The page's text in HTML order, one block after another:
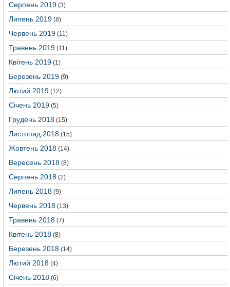
Серпень 2019 (3)
Липень 2019 (8)
Червень 2019 (11)
Травень 2019 (11)
Квітень 2019 (1)
Березень 2019 (9)
Лютий 2019 (12)
Січень 2019 (5)
Грудень 2018 (15)
Листопад 2018 (15)
Жовтень 2018 (14)
Вересень 2018 (8)
Серпень 2018 (2)
Липень 2018 (9)
Червень 2018 (13)
Травень 2018 (7)
Квітень 2018 (8)
Березень 2018 (14)
Лютий 2018 (4)
Січень 2018 (6)